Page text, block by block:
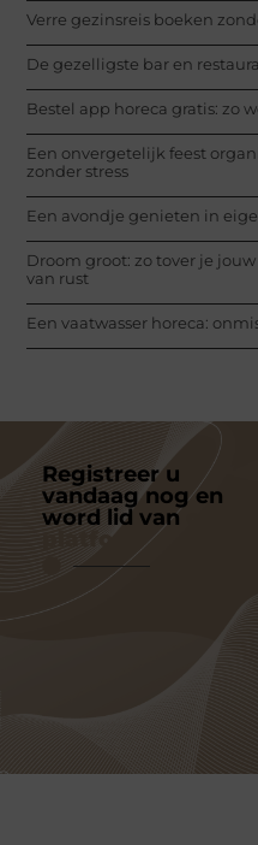
Verre gezinsreis boeken
De gezelligste bar en
Bestel app horeca gratis: zo
Een onvergetelijk feest
zonder stress
Een avondje genieten in
Droom groot: zo tover je
van rust
Een vaatwasser horeca:
Registreer u
vandaag nog en
word lid van
platform